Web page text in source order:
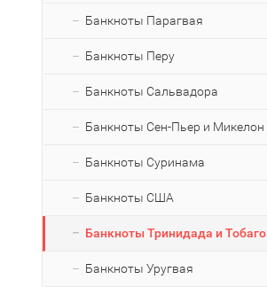
Банкноты Парагвая
Банкноты Перу
Банкноты Сальвадора
Банкноты Сен-Пьер и Микелон
Банкноты Суринама
Банкноты США
Банкноты Тринидада и Тобаго
Банкноты Уругвая